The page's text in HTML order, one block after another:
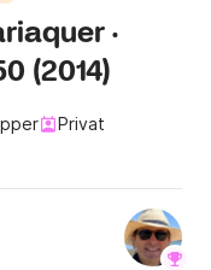
·
(2014)
Privat